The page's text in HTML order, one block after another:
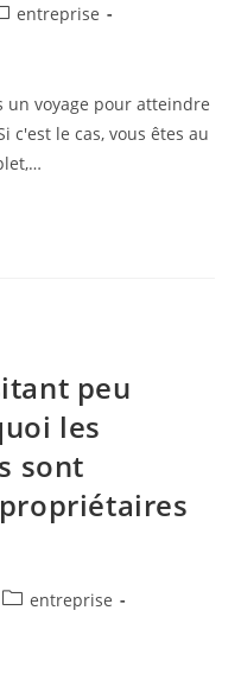
entreprise
un voyage pour atteindre
c'est le cas, vous êtes au
peu
les
sont
Postentreprise